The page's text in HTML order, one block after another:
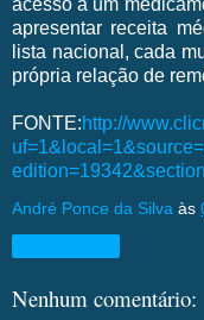
apresentar receita
lista nacional, cada
própria relação de
FONTE:http://
André Ponce da Silva às
Nenhum comentário: